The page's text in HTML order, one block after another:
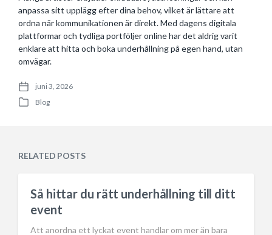
anpassa sitt upplägg efter dina behov, vilket är lättare att
ordna när kommunikationen är direkt. Med dagens digitala
plattformar och tydliga portföljer online har det aldrig varit
enklare att hitta och boka underhållning på egen hand, utan
omvägar.
P
t
juni 3, 2026
P
d
Blog
RELATED POSTS
Så hittar du rätt underhållning till ditt
event
Att anordna ett lyckat event handlar om mer än bara